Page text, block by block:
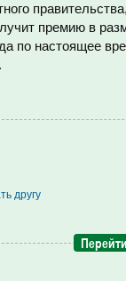
правительства,
премию в
по настоящее
другу